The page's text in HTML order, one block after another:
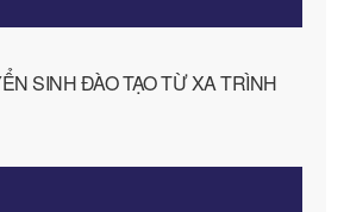
SINH ĐÀO TẠO TỪ XA TRÌNH